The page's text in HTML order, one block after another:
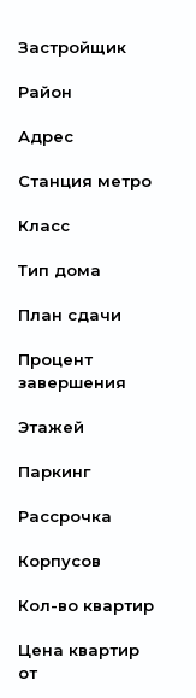
Застройщик
Район
Адрес
Станция метро
Класс
Тип дома
План сдачи
Процент
завершения
Этажей
Паркинг
Рассрочка
Корпусов
Кол-во квартир
Цена квартир
от